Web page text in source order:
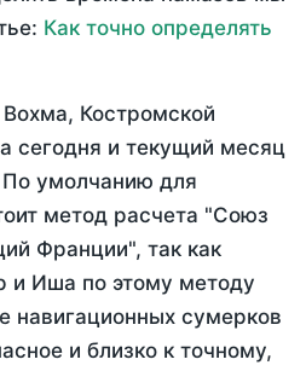
Как точно определять
Костромской
сегодня и текущий месяц
По умолчанию для
метод расчета "Союз
Франции", так как
Иша по этому методу
навигационных сумерков
и близко к точному,